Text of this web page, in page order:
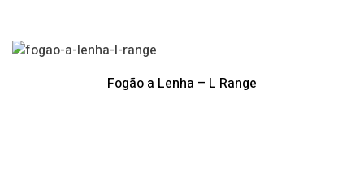
Fogão a Lenha – L Range